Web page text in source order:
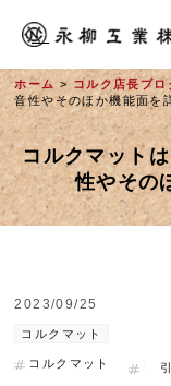
社長メッセージ
ホーム > コルク店長ブロ
音性やそのほか機能面を
コルクマット
性やその
2023/09/25
コルクマット
コルクマット